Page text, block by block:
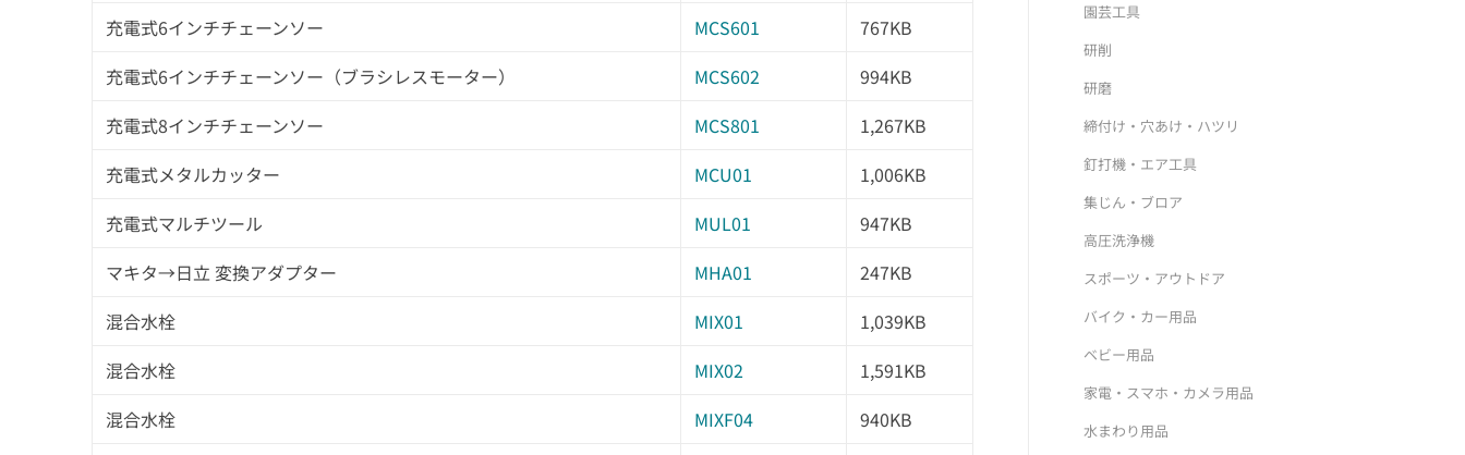
充電式6インチチェーンソー
MCS601
767KB
充電式6インチチェーンソー（ブラシレスモーター）
MCS602
994KB
充電式8インチチェーンソー
MCS801
1,267KB
充電式メタルカッター
MCU01
1,006KB
充電式マルチツール
MUL01
947KB
マキタ→日立 変換アダプター
MHA01
247KB
混合⽔栓
MIX01
1,039KB
混合⽔栓
MIX02
1,591KB
混合⽔栓
MIXF04
940KB
園芸工具
研削
研磨
締付け・穴あけ・ハツリ
釘打機・エア工具
集じん・ブロア
高圧洗浄機
スポーツ・アウトドア
バイク・カー用品
ベビー用品
家電・スマホ・カメラ用品
水まわり用品